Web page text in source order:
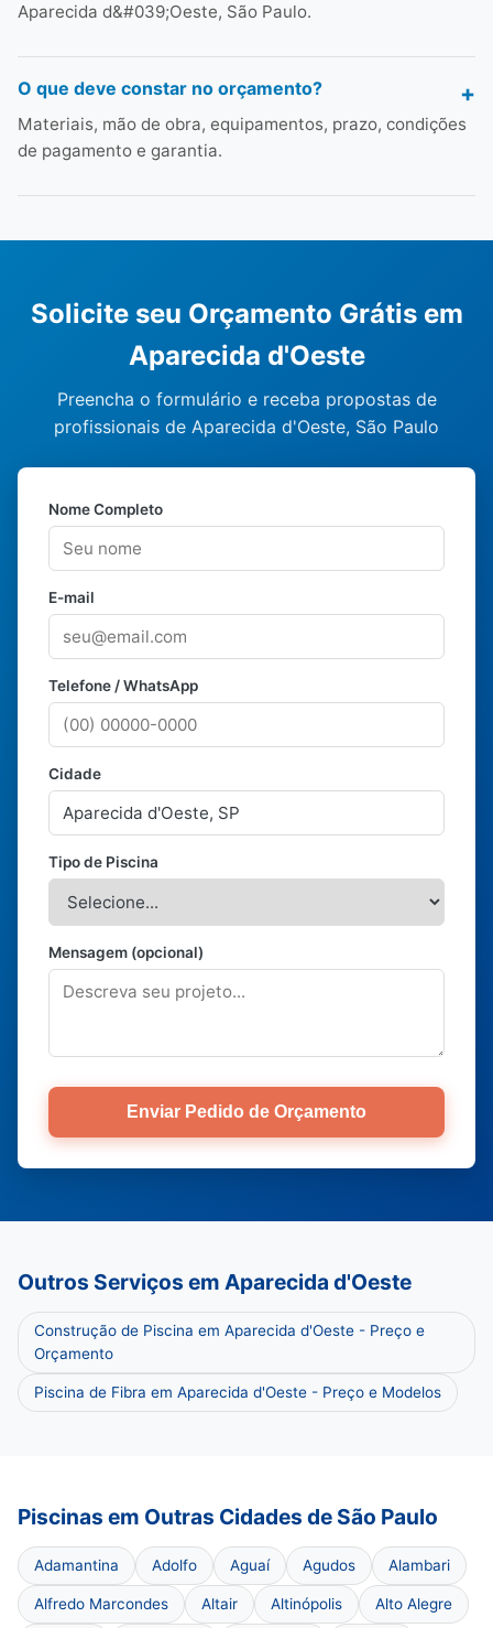
Aparecida d&#039;Oeste, São Paulo.
O que deve constar no orçamento?
Materiais, mão de obra, equipamentos, prazo, condições
de pagamento e garantia.
Solicite seu Orçamento Grátis em
Aparecida d'Oeste
Preencha o formulário e receba propostas de
profissionais de Aparecida d'Oeste, São Paulo
Nome Completo
E-mail
Telefone / WhatsApp
Cidade
Tipo de Piscina
Mensagem (opcional)
Enviar Pedido de Orçamento
Outros Serviços em Aparecida d'Oeste
Construção de Piscina em Aparecida d'Oeste - Preço e
Orçamento
Piscina de Fibra em Aparecida d'Oeste - Preço e Modelos
Piscinas em Outras Cidades de São Paulo
Adamantina Adolfo Aguaí Agudos Alambari
Alfredo Marcondes Altair Altinópolis Alto Alegre